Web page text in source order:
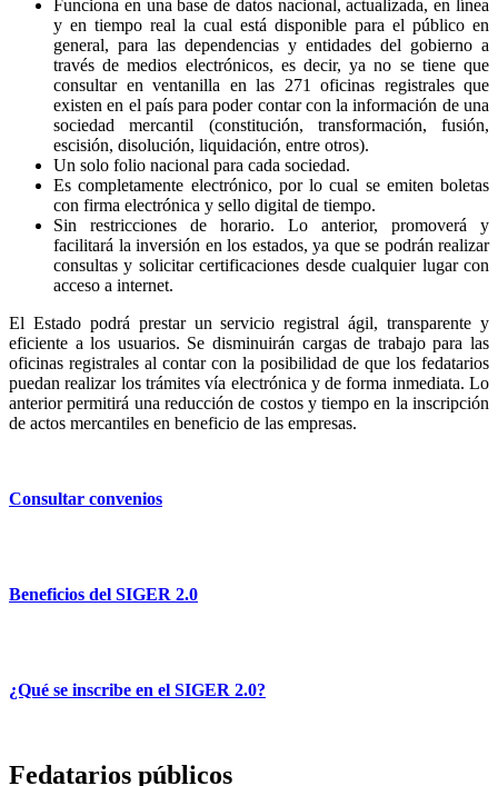
Funciona en una base de datos nacional, actualizada, en línea
y en tiempo real la cual está disponible para el público en
general, para las dependencias y entidades del gobierno a
través de medios electrónicos, es decir, ya no se tiene que
consultar en ventanilla en las 271 oficinas registrales que
existen en el país para poder contar con la información de una
sociedad mercantil (constitución, transformación, fusión,
escisión, disolución, liquidación, entre otros).
Un solo folio nacional para cada sociedad.
Es completamente electrónico, por lo cual se emiten boletas
con firma electrónica y sello digital de tiempo.
Sin restricciones de horario. Lo anterior, promoverá y
facilitará la inversión en los estados, ya que se podrán realizar
consultas y solicitar certificaciones desde cualquier lugar con
acceso a internet.
El Estado podrá prestar un servicio registral ágil, transparente y
eficiente a los usuarios. Se disminuirán cargas de trabajo para las
oficinas registrales al contar con la posibilidad de que los fedatarios
puedan realizar los trámites vía electrónica y de forma inmediata. Lo
anterior permitirá una reducción de costos y tiempo en la inscripción
de actos mercantiles en beneficio de las empresas.
Consultar convenios
Beneficios del SIGER 2.0
¿Qué se inscribe en el SIGER 2.0?
Fedatarios públicos